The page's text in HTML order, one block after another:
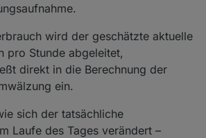
wird der geschätzte aktuelle
pro Stunde abgeleitet,
direkt in die Berechnung der
ein.
sich der tatsächliche
Laufe des Tages verändert –